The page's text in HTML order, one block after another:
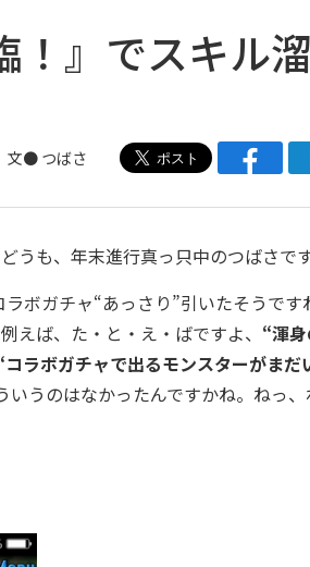
！』でスキル溜
文● つばさ
も、年末進行真っ只中のつばさです
ボガチャ“あっさり”引いたそうです
ば、た・と・え・ばですよ、 “渾
コラボガチャで出るモンスターがまだ
いうのはなかったんですかね。ねっ、